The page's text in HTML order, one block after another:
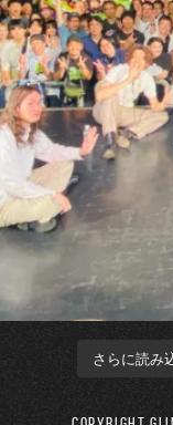
さらに読み